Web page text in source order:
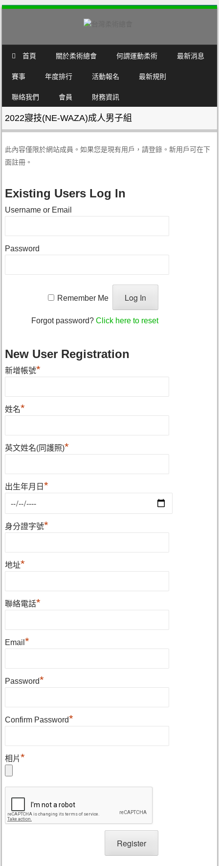
MENU
SKIP TO CONTENT
首頁 關於柔術總會 何謂運動柔術 最新消息
賽事 年度排行 活動報名 最新規則
聯絡我們 會員 財務資訊
2022寢技(NE-WAZA)成人男子組
此內容僅限於網站成員。如果您是現有用戶，請登錄。新用戶可在下
面註冊。
Existing Users Log In
Username or Email
Password
Remember Me
Forgot password?Click here to reset
New User Registration
新增帳號*
姓名*
英文姓名(同護照)*
出生年月日*
身分證字號*
地址*
聯絡電話*
Email*
Password*
Confirm Password*
相片*